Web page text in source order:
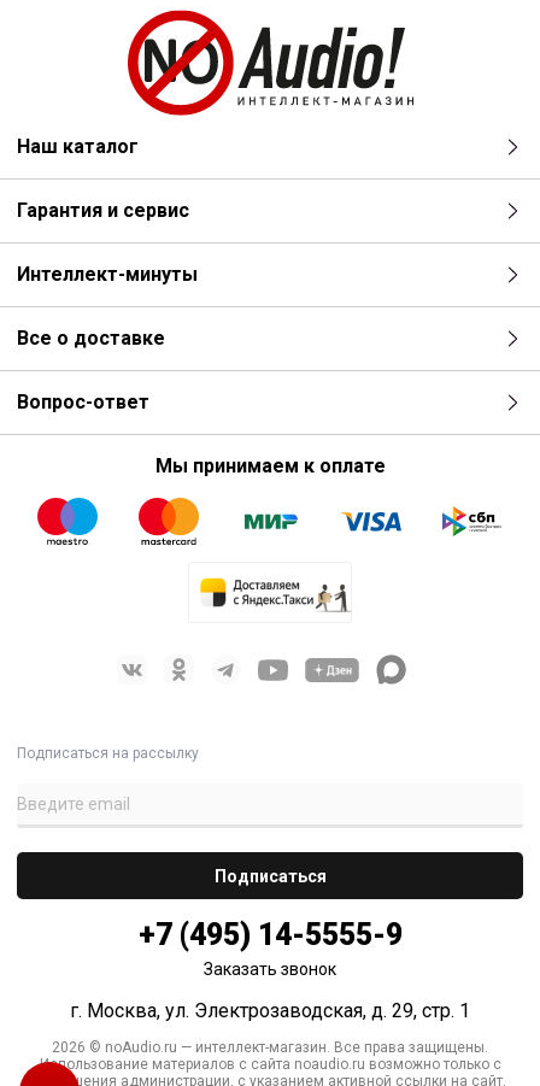
Наш каталог
Гарантия и сервис
Интеллект-минуты
Все о доставке
Вопрос-ответ
Мы принимаем к оплате
Подписаться на рассылку
+7 (495) 14-5555-9
Заказать звонок
г. Москва, ул. Электрозаводская, д. 29, стр. 1
2026 © noAudio.ru — интеллект-магазин. Все права защищены.
Использование материалов с сайта noaudio.ru возможно только с
разрешения администрации, с указанием активной ссылки на сайт.